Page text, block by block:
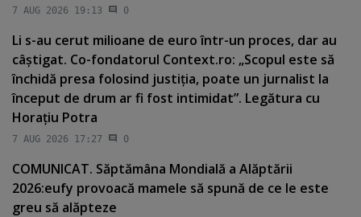
7 AUG 2026 19:13 0
Li s-au cerut milioane de euro într-un proces, dar au
câştigat. Co-fondatorul Context.ro: „Scopul este să
închidă presa folosind justiţia, poate un jurnalist la
început de drum ar fi fost intimidat”. Legătura cu
Horaţiu Potra
7 AUG 2026 17:27 0
COMUNICAT. Săptămâna Mondială a Alăptării
2026:eufy provoacă mamele să spună de ce le este
greu să alăpteze